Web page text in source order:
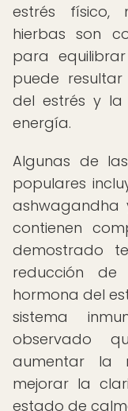
estrés físico,
hierbas son
para
puede
del estrés y la
energía.
Algunas de
populares
ashwagandha
contienen
demostrado
reducción
hormona del
sistema
observado
aumentar la
mejorar la
estado de